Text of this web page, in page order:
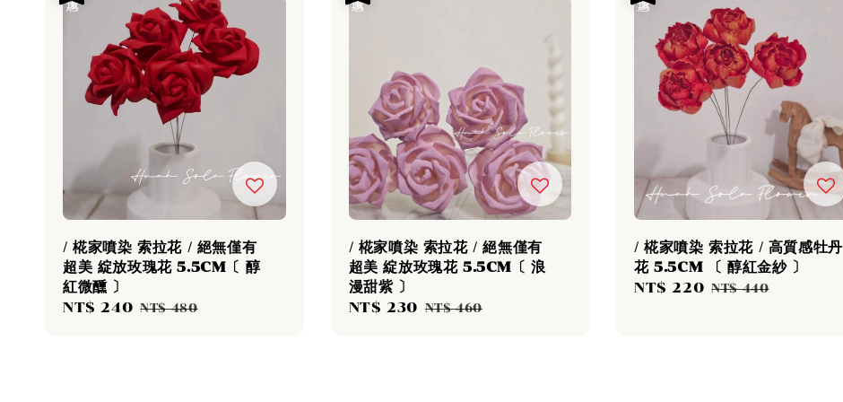
/ 椛家噴染 索拉花 / 絕無僅有
超美 綻放玫瑰花 5.5CM〔 醇
紅微醺 〕
Sale
NT$ 240 Regular
NT$ 480
/ 椛家噴染 索拉花 / 絕無僅有
超美 綻放玫瑰花 5.5CM〔 浪
漫甜紫 〕
Sale
NT$ 230 Regular
NT$ 460
/ 椛家噴染 索拉花 / 高質感牡丹
花 5.5CM 〔 醇紅金紗 〕
Sale
NT$ 220 Regular
NT$ 440